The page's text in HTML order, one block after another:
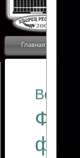
Главная
Все